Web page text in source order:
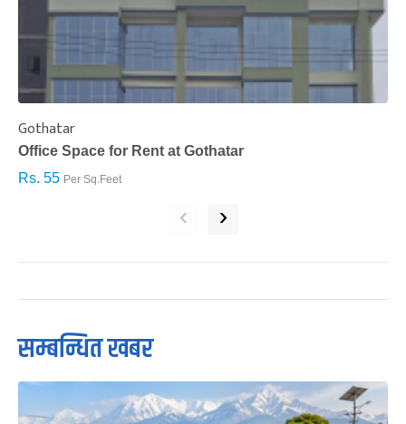
Gothatar
Office Space for Rent at Gothatar
Rs. 55 Per Sq.Feet
‹ ›
सम्बन्धित खबर